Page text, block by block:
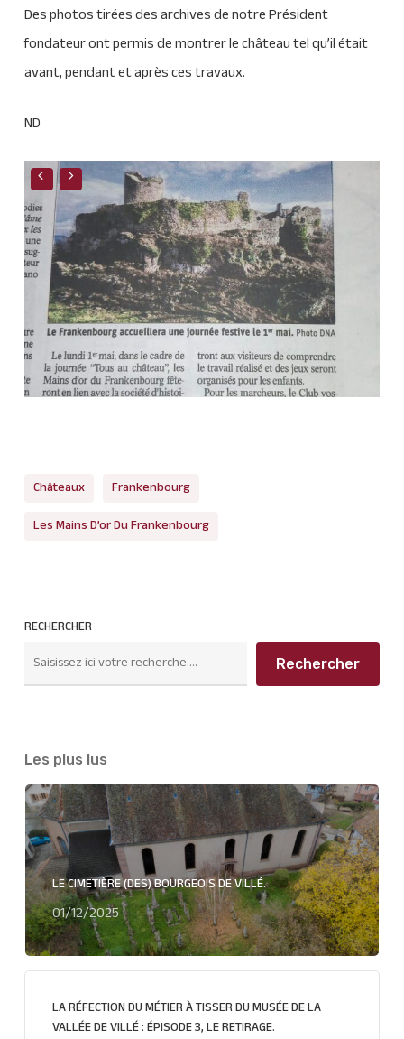
Des photos tirées des archives de notre Président
fondateur ont permis de montrer le château tel qu’il était
avant, pendant et après ces travaux.
ND
Châteaux
Frankenbourg
Les Mains D’or Du Frankenbourg
RECHERCHER
Rechercher
Les plus lus
LE CIMETIÈRE (DES) BOURGEOIS DE VILLÉ.
01/12/2025
LA RÉFECTION DU MÉTIER À TISSER DU MUSÉE DE LA
VALLÉE DE VILLÉ : ÉPISODE 3, LE RETIRAGE.